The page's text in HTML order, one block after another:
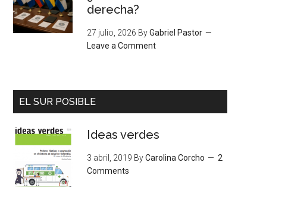
derecha?
27 julio, 2026 ByGabriel Pastor
Leave a Comment
EL SUR POSIBLE
Ideas verdes
3 abril, 2019 ByCarolina Corcho
2
Comments